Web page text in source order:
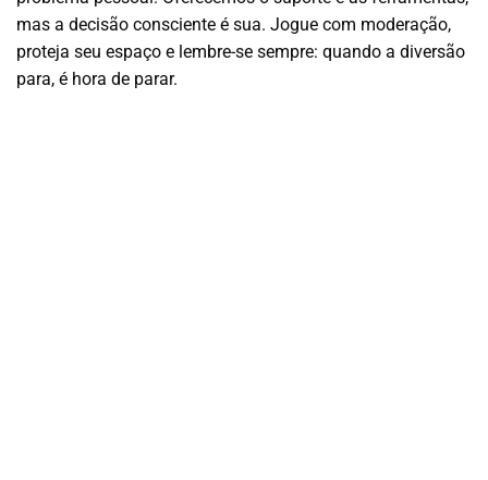
mas a decisão consciente é sua. Jogue com moderação,
proteja seu espaço e lembre-se sempre: quando a diversão
para, é hora de parar.